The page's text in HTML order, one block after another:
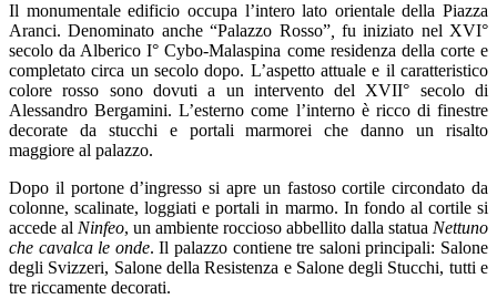
Il monumentale edificio occupa l’intero lato orientale della Piazza
Aranci. Denominato anche “Palazzo Rosso”, fu iniziato nel XVI°
secolo da Alberico I° Cybo-Malaspina come residenza della corte e
completato circa un secolo dopo. L’aspetto attuale e il caratteristico
colore rosso sono dovuti a un intervento del XVII° secolo di
Alessandro Bergamini. L’esterno come l’interno è ricco di finestre
decorate da stucchi e portali marmorei che danno un risalto
maggiore al palazzo.
Dopo il portone d’ingresso si apre un fastoso cortile circondato da
colonne, scalinate, loggiati e portali in marmo. In fondo al cortile si
accede al Ninfeo, un ambiente roccioso abbellito dalla statua Nettuno
che cavalca le onde. Il palazzo contiene tre saloni principali: Salone
degli Svizzeri, Salone della Resistenza e Salone degli Stucchi, tutti e
tre riccamente decorati.